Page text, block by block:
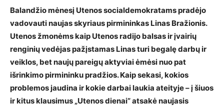
Balandžio mėnesį Utenos socialdemokratams pradėjo
vadovauti naujas skyriaus pirmininkas Linas Bražionis.
Utenos žmonėms kaip Utenos radijo balsas ir įvairių
renginių vedėjas pažįstamas Linas turi begalę darbų ir
veiklos, bet naujų pareigų aktyviai ėmėsi nuo pat
išrinkimo pirmininku pradžios. Kaip sekasi, kokios
problemos jaudina ir kokie darbai laukia ateityje – į šiuos
ir kitus klausimus „Utenos dienai” atsakė naujasis